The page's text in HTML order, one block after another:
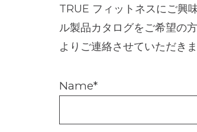
TRUE フィットネスにご興
ル製品カタログをご希望の
よりご連絡させていただきま
Name*